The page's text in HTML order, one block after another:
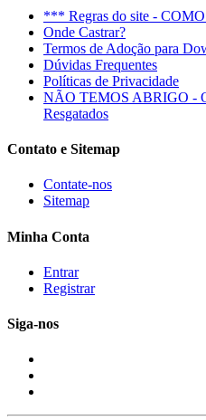
*** Regras do site -
Onde Castrar?
Termos de Adoção para
Dúvidas Frequentes
Políticas de Privacidade
NÃO TEMOS ABRIGO -
Resgatados
Contato e Sitemap
Contate-nos
Sitemap
Minha Conta
Entrar
Registrar
Siga-nos